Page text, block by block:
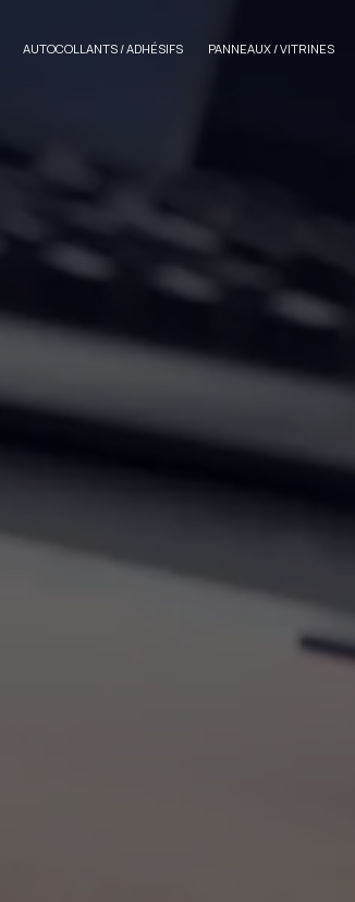
AUTOCOLLANTS / ADHÉSIFS PANNEAUX / VITRINES